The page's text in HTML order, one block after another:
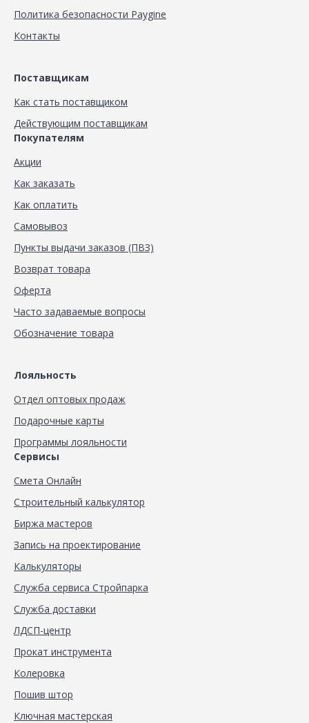
Политика безопасности Paygine
Контакты
Поставщикам
Как стать поставщиком
Действующим поставщикам
Покупателям
Акции
Как заказать
Как оплатить
Самовывоз
Пункты выдачи заказов (ПВЗ)
Возврат товара
Оферта
Часто задаваемые вопросы
Обозначение товара
Лояльность
Отдел оптовых продаж
Подарочные карты
Программы лояльности
Сервисы
Смета Онлайн
Строительный калькулятор
Биржа мастеров
Запись на проектирование
Калькуляторы
Служба сервиса Стройпарка
Служба доставки
ЛДСП-центр
Прокат инструмента
Колеровка
Пошив штор
Ключная мастерская